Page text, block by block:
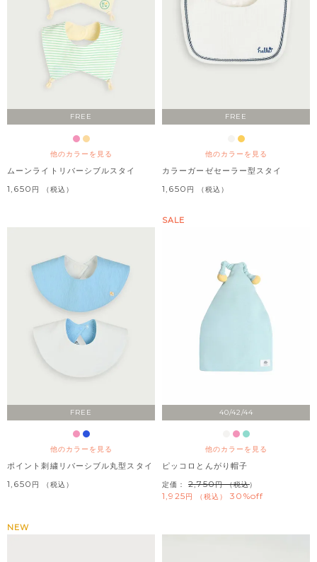
FREE
他のカラーを見る
ムーンライトリバーシブルスタイ
1,650 税込
FREE
他のカラーを見る
カラーガーゼセーラー型スタイ
1,650 税込
FREE
他のカラーを見る
ポイント刺繍リバーシブル丸型スタイ
1,650 税込
40/42/44
他のカラーを見る
SALE
ピッコロとんがり帽子
定価： 2,750 （税込）
1,925 税込 30%off
NEW